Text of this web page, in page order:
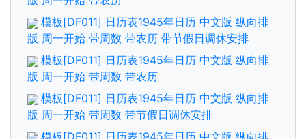
模板[DF011] 日历表1945年日历 中文版 纵向排
版 周一开始 带周数 带农历 带节假日调休安排
模板[DF011] 日历表1945年日历 中文版 纵向排
版 周一开始 带周数 带农历
模板[DF011] 日历表1945年日历 中文版 纵向排
版 周一开始 带周数 带节假日调休安排